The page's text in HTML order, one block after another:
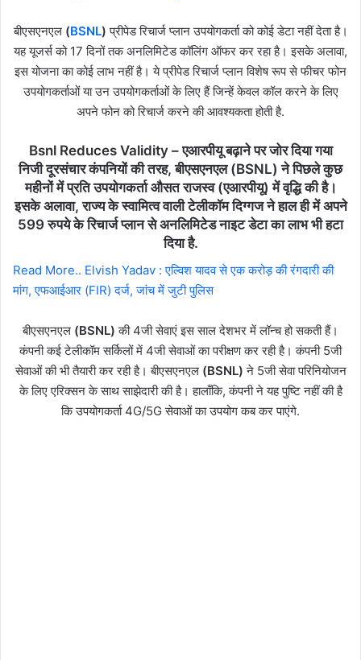
बीएसएनएल (BSNL) प्रीपेड रिचार्ज प्लान उपयोगकर्ता को कोई डेटा नहीं देता है।
यह यूजर्स को 17 दिनों तक अनलिमिटेड कॉलिंग ऑफर कर रहा है। इसके अलावा,
इस योजना का कोई लाभ नहीं है। ये प्रीपेड रिचार्ज प्लान विशेष रूप से फीचर फोन
उपयोगकर्ताओं या उन उपयोगकर्ताओं के लिए हैं जिन्हें केवल कॉल करने के लिए
अपने फोन को रिचार्ज करने की आवश्यकता होती है.
Bsnl Reduces Validity – एआरपीयू बढ़ाने पर जोर दिया गया
निजी दूरसंचार कंपनियों की तरह, बीएसएनएल (BSNL) ने पिछले कुछ
महीनों में प्रति उपयोगकर्ता औसत राजस्व (एआरपीयू) में वृद्धि की है।
इसके अलावा, राज्य के स्वामित्व वाली टेलीकॉम दिग्गज ने हाल ही में अपने
599 रुपये के रिचार्ज प्लान से अनलिमिटेड नाइट डेटा का लाभ भी हटा
दिया है.
Read More.. Elvish Yadav : एल्विश यादव से एक करोड़ की रंगदारी की
मांग, एफआईआर (FIR) दर्ज, जांच में जुटी पुलिस
बीएसएनएल (BSNL)की 4जी सेवाएं इस साल देशभर में लॉन्च हो सकती हैं।
कंपनी कई टेलीकॉम सर्किलों में 4जी सेवाओं का परीक्षण कर रही है। कंपनी 5जी
सेवाओं की भी तैयारी कर रही है। बीएसएनएल (BSNL) ने 5जी सेवा परिनियोजन
के लिए एरिक्सन के साथ साझेदारी की है। हालाँकि, कंपनी ने यह पुष्टि नहीं की है
कि उपयोगकर्ता 4G/5G सेवाओं का उपयोग कब कर पाएंगे.